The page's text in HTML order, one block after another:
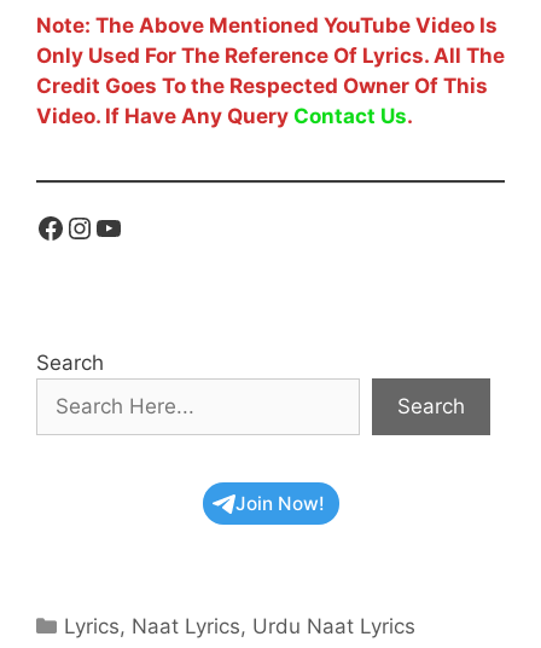
Note: The Above Mentioned YouTube Video Is
Only Used For The Reference Of Lyrics. All The
Credit Goes To the Respected Owner Of This
Video. If Have Any Query Contact Us.
Facebook
Instagram
YouTube
Search
Search
Join Now!
Categories
Lyrics, Naat Lyrics, Urdu Naat Lyrics